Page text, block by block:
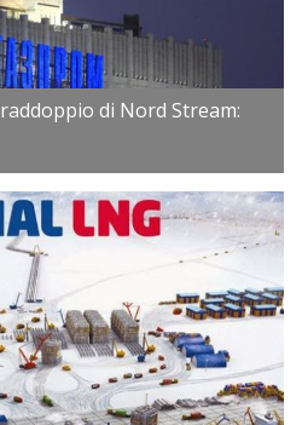
di Nord Stream: